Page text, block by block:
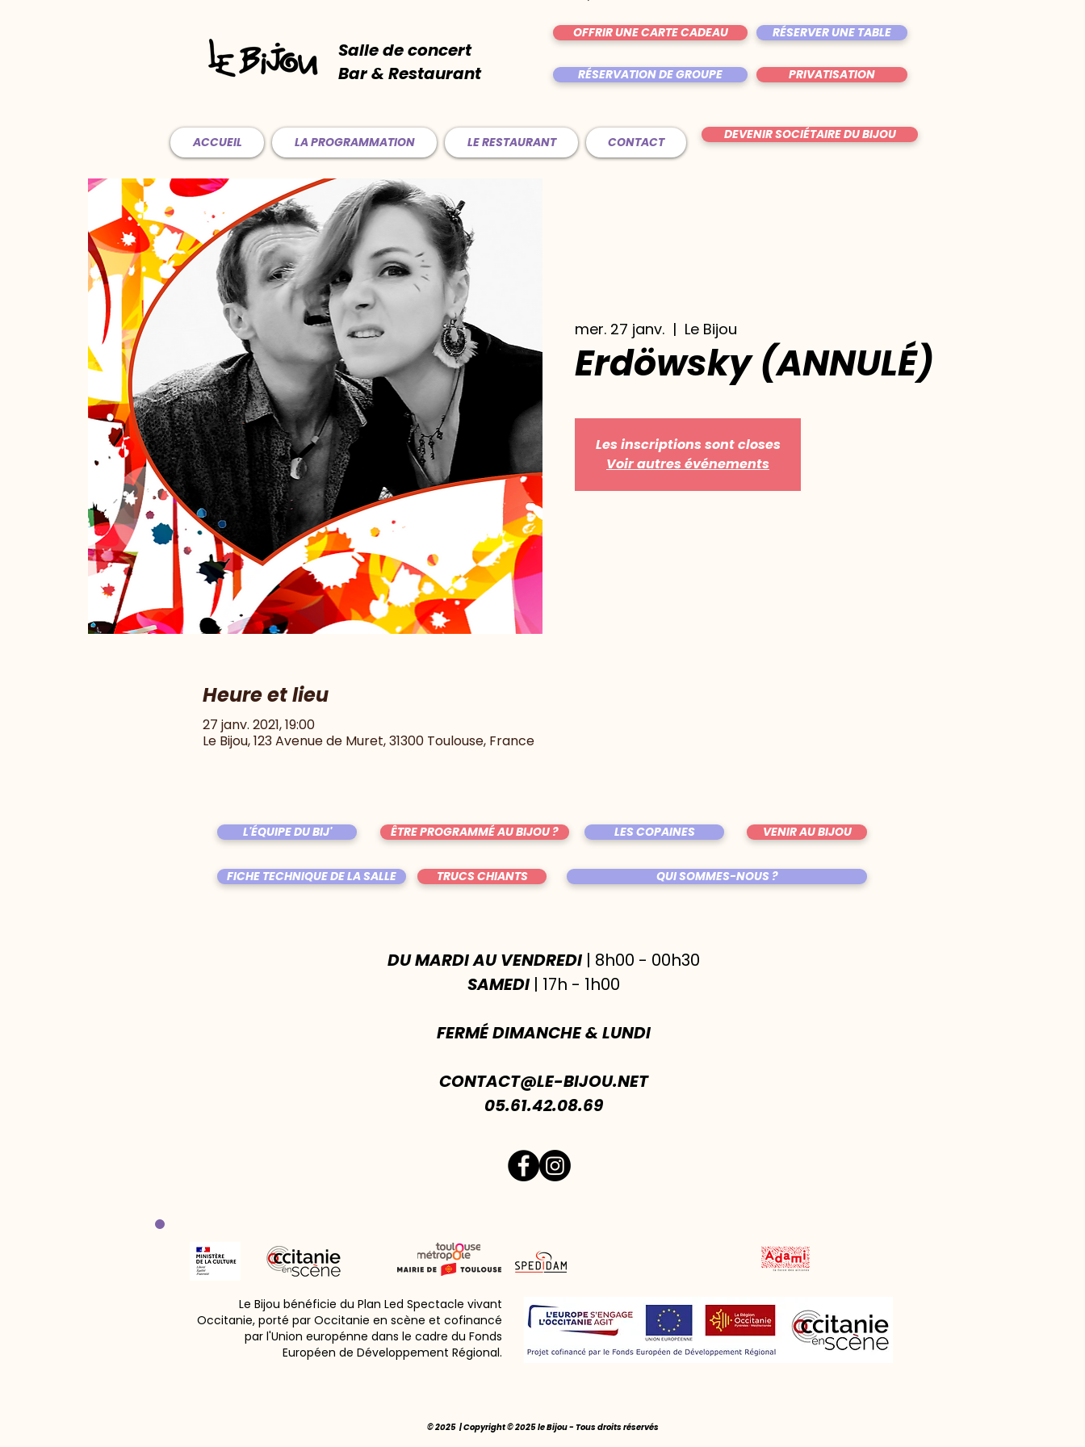
Salle de concert
Bar & Restaurant
OFFRIR UNE CARTE CADEAU RÉSERVER UNE TABLE
RÉSERVATION DE GROUPE PRIVATISATION
ACCUEIL LA PROGRAMMATION LE RESTAURANT CONTACT DEVENIR SOCIÉTAIRE DU BIJOU
mer. 27 janv.
  |
Le Bijou
Erdöwsky (ANNULÉ)
Les inscriptions sont closes
Voir autres événements
Heure et lieu
27 janv. 2021, 19:00
Le Bijou, 123 Avenue de Muret, 31300 Toulouse, France
L'ÉQUIPE DU BIJ' ÊTRE PROGRAMMÉ AU BIJOU ? LES COPAINES VENIR AU BIJOU
FICHE TECHNIQUE DE LA SALLE TRUCS CHIANTS QUI SOMMES-NOUS ?
DU MARDI AU VENDREDI| 8h00 - 00h30
SAMEDI| 17h - 1h00
FERMÉ DIMANCHE & LUNDI
CONTACT@LE-BIJOU.NET
05.61.42.08.69
Le Bijou bénéficie du Plan Led Spectacle vivant
Occitanie, porté par Occitanie en scène et cofinancé
par l'Union europénne dans le cadre du Fonds
Européen de Développement Régional.
© 2025 | Copyright © 2025 le Bijou - Tous droits réservés